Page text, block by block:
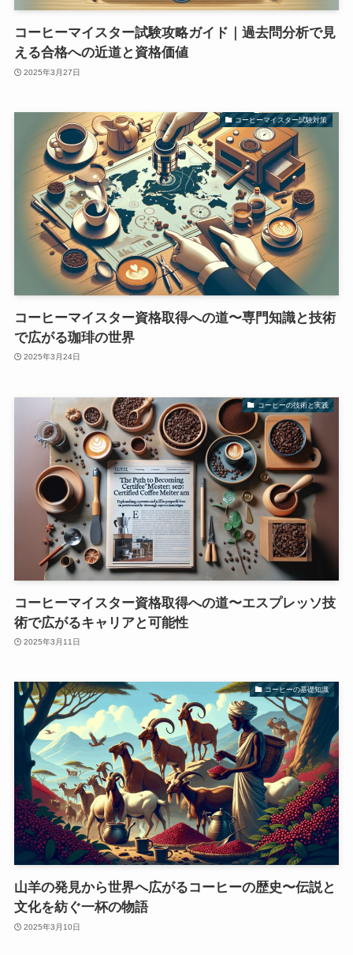
コーヒーマイスター試験攻略ガイド｜過去問分析で見
える合格への近道と資格価値
2025年3月27日
コーヒーマイスター試験対策
コーヒーマイスター資格取得への道〜専門知識と技術
で広がる珈琲の世界
2025年3月24日
コーヒーの技術と実践
コーヒーマイスター資格取得への道〜エスプレッソ技
術で広がるキャリアと可能性
2025年3月11日
コーヒーの基礎知識
山羊の発見から世界へ広がるコーヒーの歴史〜伝説と
文化を紡ぐ一杯の物語
2025年3月10日